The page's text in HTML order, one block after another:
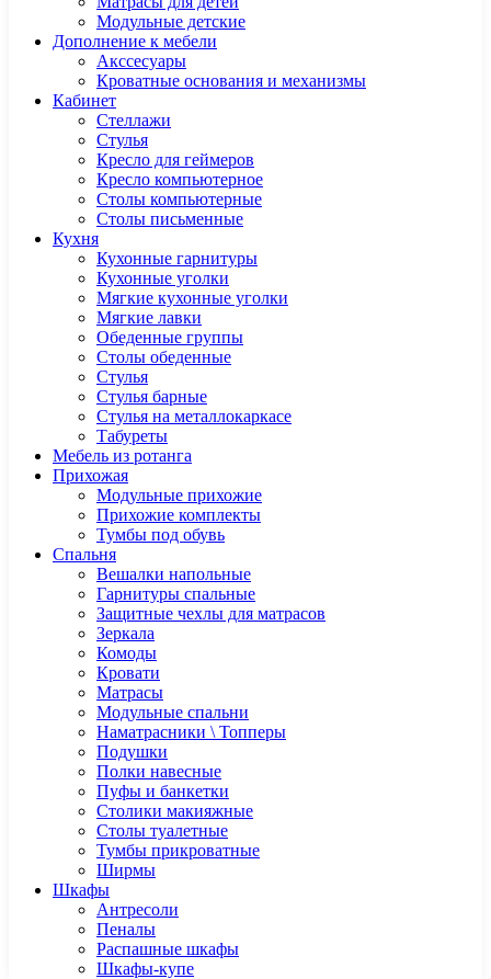
Модульные детские
Дополнение к мебели
Акссесуары
Кроватные основания и механизмы
Кабинет
Cтеллажи
Cтулья
Кресло для геймеров
Кресло компьютерное
Столы компьютерные
Столы письменные
Кухня
Кухонные гарнитуры
Кухонные уголки
Мягкие кухонные уголки
Мягкие лавки
Обеденные группы
Столы обеденные
Стулья
Стулья барные
Стулья на металлокаркасе
Табуреты
Мебель из ротанга
Прихожая
Модульные прихожие
Прихожие комплекты
Тумбы под обувь
Спальня
Вешалки напольные
Гарнитуры спальные
Защитные чехлы для матрасов
Зеркала
Комоды
Кровати
Матрасы
Модульные спальни
Наматрасники \ Топперы
Подушки
Полки навесные
Пуфы и банкетки
Столики макияжные
Столы туалетные
Тумбы прикроватные
Ширмы
Шкафы
Антресоли
Пеналы
Распашные шкафы
Шкафы-купе